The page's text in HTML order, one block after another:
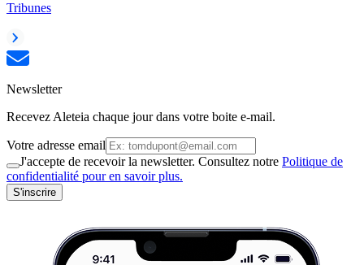
Tribunes
Newsletter
Recevez Aleteia chaque jour dans votre boite e-mail.
Votre adresse email
J'accepte de recevoir la newsletter. Consultez notre Politique de
confidentialité pour en savoir plus.
S'inscrire